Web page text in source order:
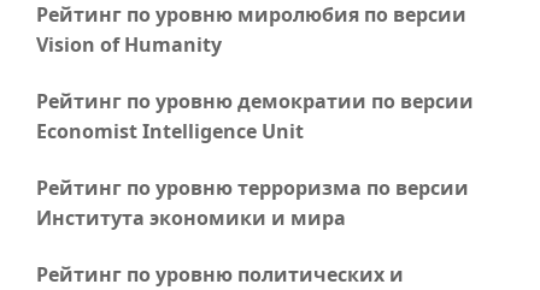
Рейтинг по уровню миролюбия по версии
Vision of Humanity
Рейтинг по уровню демократии по версии
Economist Intelligence Unit
Рейтинг по уровню терроризма по версии
Института экономики и мира
Рейтинг по уровню политических и